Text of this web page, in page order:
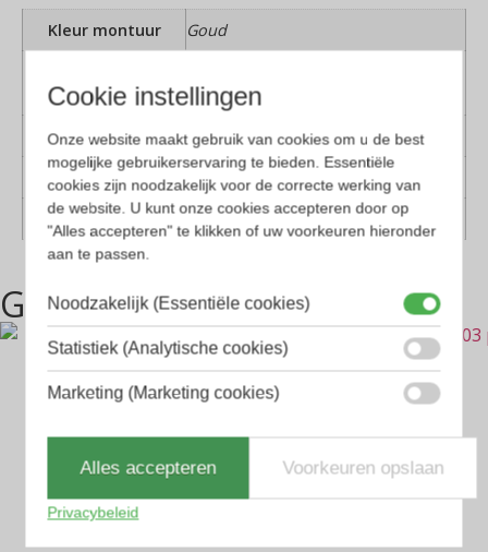
Kleur montuur
Goud
materiaal
Lens materiaal
Glas
Geschikt voor
Dames, Heren
Vorm
Hexagon
Gerelateerde producten
Cookie instellingen
Onze website maakt gebruik van cookies om u de best
mogelijke gebruikerservaring te bieden. Essentiële
cookies zijn noodzakelijk voor de correcte werking van
de website. U kunt onze cookies accepteren door op
"Alles accepteren" te klikken of uw voorkeuren hieronder
aan te passen.
Noodzakelijk (Essentiële cookies)
Statistiek (Analytische cookies)
Marketing (Marketing cookies)
Alles accepteren Voorkeuren opslaan
Privacybeleid